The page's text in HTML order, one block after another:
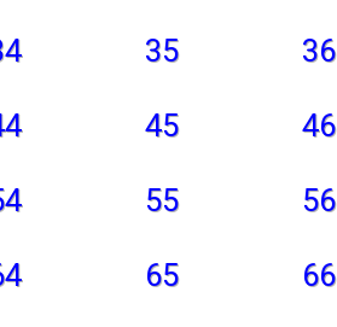
35 36
45 46
55 56
65 66